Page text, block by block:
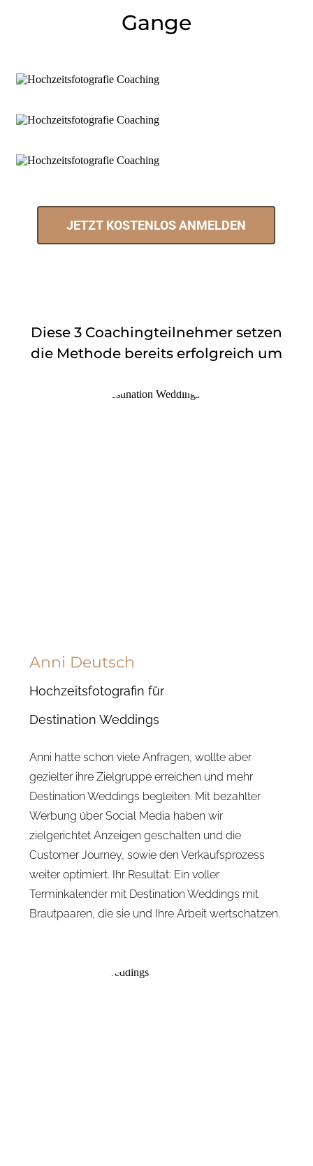
Gange
JETZT KOSTENLOS ANMELDEN
Diese 3 Coachingteilnehmer setzen
die Methode bereits erfolgreich um
Anni Deutsch
Hochzeitsfotografin für
Destination Weddings
Anni hatte schon viele Anfragen, wollte aber
gezielter ihre Zielgruppe erreichen und mehr
Destination Weddings begleiten. Mit bezahlter
Werbung über Social Media haben wir
zielgerichtet Anzeigen geschalten und die
Customer Journey, sowie den Verkaufsprozess
weiter optimiert. Ihr Resultat: Ein voller
Terminkalender mit Destination Weddings mit
Brautpaaren, die sie und Ihre Arbeit wertschätzen.